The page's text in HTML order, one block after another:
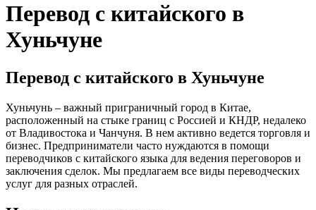
Перевод с китайского в
Хуньчуне
Перевод с китайского в Хуньчуне
Хуньчунь – важный приграничный город в Китае,
расположенный на стыке границ с Россией и КНДР, недалеко
от Владивостока и Чанчуня. В нем активно ведется торговля и
бизнес. Предприниматели часто нуждаются в помощи
переводчиков с китайского языка для ведения переговоров и
заключения сделок. Мы предлагаем все виды переводческих
услуг для разных отраслей.